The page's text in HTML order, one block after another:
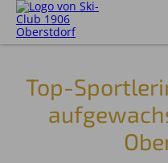
Skiakademie
Top-